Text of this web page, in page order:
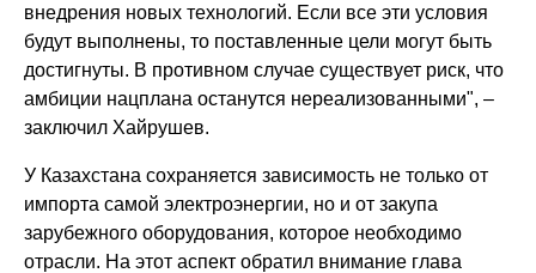
внедрения новых технологий. Если все эти условия
будут выполнены, то поставленные цели могут быть
достигнуты. В противном случае существует риск, что
амбиции нацплана останутся нереализованными", –
заключил Хайрушев.
У Казахстана сохраняется зависимость не только от
импорта самой электроэнергии, но и от закупа
зарубежного оборудования, которое необходимо
отрасли. На этот аспект обратил внимание глава